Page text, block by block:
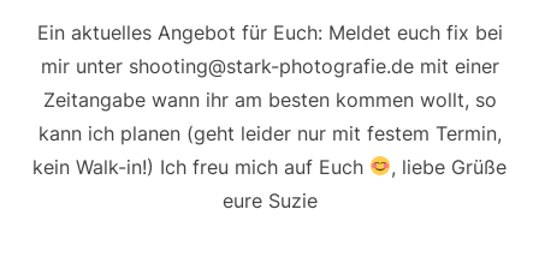
Ein aktuelles Angebot für Euch: Meldet euch fix bei
mir unter shooting@stark-photografie.de mit einer
Zeitangabe wann ihr am besten kommen wollt, so
kann ich planen (geht leider nur mit festem Termin,
kein Walk-in!) Ich freu mich auf Euch
, liebe Grüße
eure Suzie